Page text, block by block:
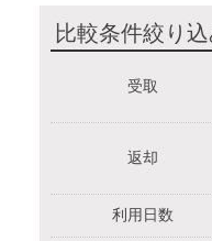
比較条件絞り
受取
返却
利用日数